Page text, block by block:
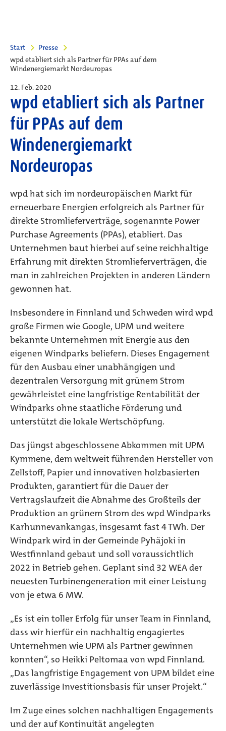
Start
Presse
wpd etabliert sich als Partner für PPAs auf dem
Windenergiemarkt Nordeuropas
12. Feb. 2020
wpd etabliert sich als Partner
für PPAs auf dem
Windenergiemarkt
Nordeuropas
wpd hat sich im nordeuropäischen Markt für
erneuerbare Energien erfolgreich als Partner für
direkte Stromlieferverträge, sogenannte Power
Purchase Agreements (PPAs), etabliert. Das
Unternehmen baut hierbei auf seine reichhaltige
Erfahrung mit direkten Stromlieferverträgen, die
man in zahlreichen Projekten in anderen Ländern
gewonnen hat.
Insbesondere in Finnland und Schweden wird wpd
große Firmen wie Google, UPM und weitere
bekannte Unternehmen mit Energie aus den
eigenen Windparks beliefern. Dieses Engagement
für den Ausbau einer unabhängigen und
dezentralen Versorgung mit grünem Strom
gewährleistet eine langfristige Rentabilität der
Windparks ohne staatliche Förderung und
unterstützt die lokale Wertschöpfung.
Das jüngst abgeschlossene Abkommen mit UPM
Kymmene, dem weltweit führenden Hersteller von
Zellstoff, Papier und innovativen holzbasierten
Produkten, garantiert für die Dauer der
Vertragslaufzeit die Abnahme des Großteils der
Produktion an grünem Strom des wpd Windparks
Karhunnevankangas, insgesamt fast 4 TWh. Der
Windpark wird in der Gemeinde Pyhäjoki in
Westfinnland gebaut und soll voraussichtlich
2022 in Betrieb gehen. Geplant sind 32 WEA der
neuesten Turbinengeneration mit einer Leistung
von je etwa 6 MW.
„Es ist ein toller Erfolg für unser Team in Finnland,
dass wir hierfür ein nachhaltig engagiertes
Unternehmen wie UPM als Partner gewinnen
konnten“, so Heikki Peltomaa von wpd Finnland.
„Das langfristige Engagement von UPM bildet eine
zuverlässige Investitionsbasis für unser Projekt.“
Im Zuge eines solchen nachhaltigen Engagements
und der auf Kontinuität angelegten